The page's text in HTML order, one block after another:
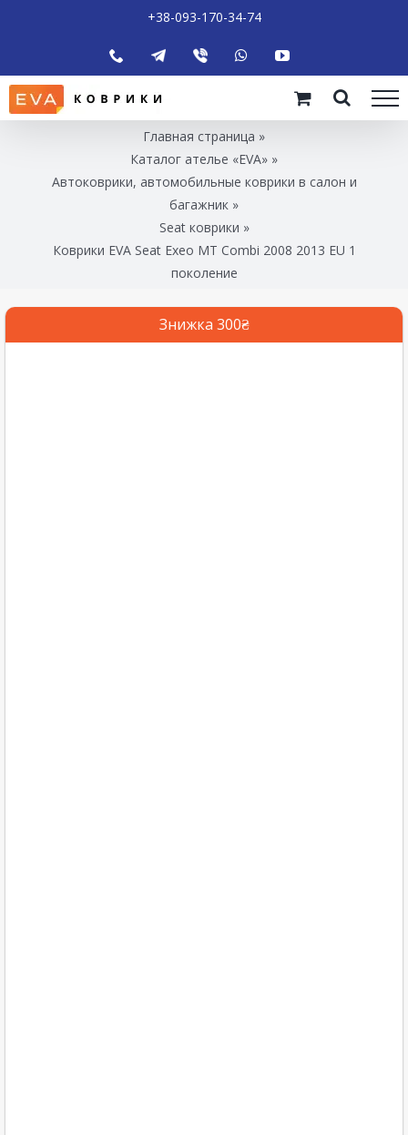
+38-093-170-34-74
Главная страница »
Каталог ателье «EVA» »
Автоковрики, автомобильные коврики в салон и
багажник »
Seat коврики »
Коврики EVA Seat Exeo MT Combi 2008 2013 EU 1
поколение
Знижка 300₴